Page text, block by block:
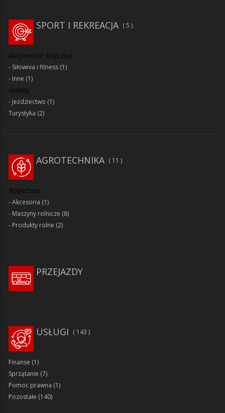
SPORT I REKREACJA 5
Aktywność fizyczna
Siłownia i fitness (1)
Inne (1)
Hobby
Jeździectwo (1)
Turystyka (2)
AGROTECHNIKA 11
Rolnictwo
Akcesoria (1)
Maszyny rolnicze (8)
Produkty rolne (2)
PRZEJAZDY
143
USŁUGI
Finanse (1)
Sprzątanie (7)
Pomoc prawna (1)
Pozostałe (140)